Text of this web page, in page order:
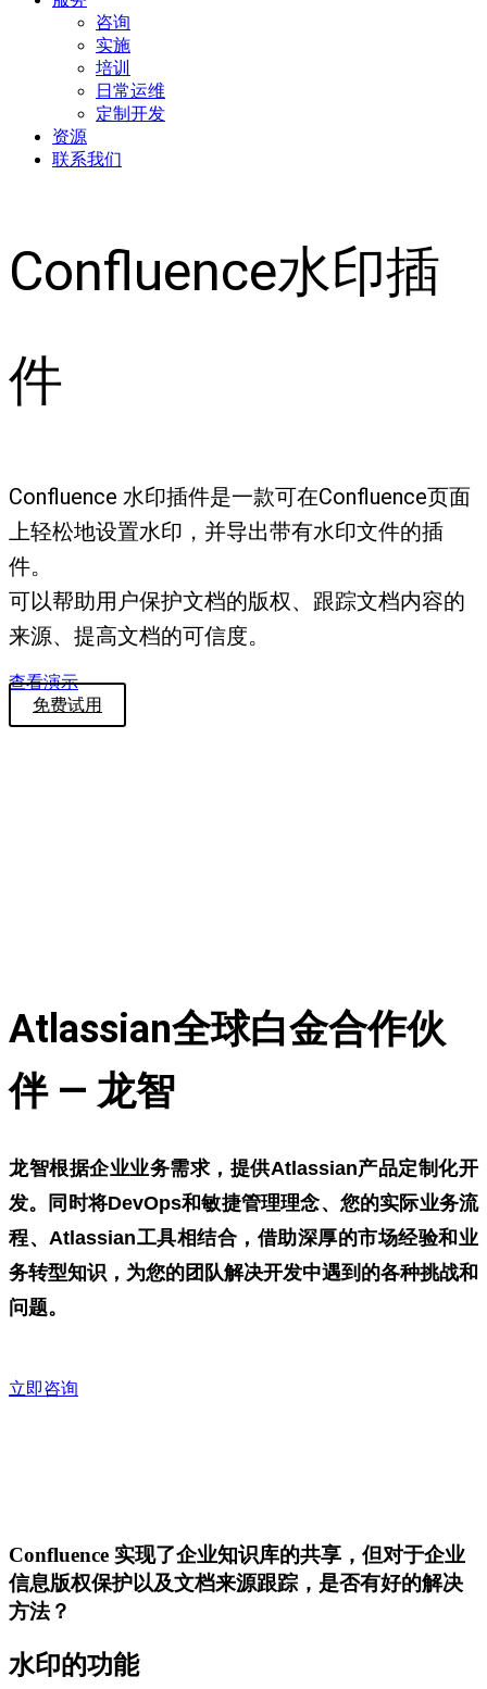
咨询
实施
培训
日常运维
定制开发
资源
联系我们
Confluence水印插
件
Confluence 水印插件是一款可在Confluence页面
上轻松地设置水印，并导出带有水印文件的插
件。
可以帮助用户保护文档的版权、跟踪文档内容的
来源、提高文档的可信度。
查看演示
免费试用
Atlassian全球白金合作伙
伴 — 龙智
龙智根据企业业务需求，提供Atlassian产品定制化开
发。同时将DevOps和敏捷管理理念、您的实际业务流
程、Atlassian工具相结合，借助深厚的市场经验和业
务转型知识，为您的团队解决开发中遇到的各种挑战和
问题。
立即咨询
Confluence 实现了企业知识库的共享，但对于企业
信息版权保护以及文档来源跟踪，是否有好的解决
方法？
水印的功能